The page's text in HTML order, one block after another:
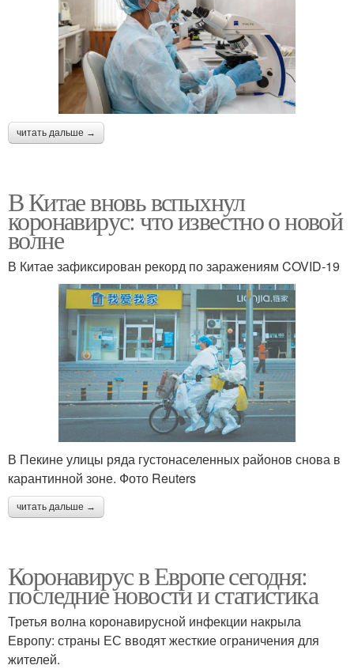
читать дальше →
В Китае вновь вспыхнул
коронавирус: что известно о новой
волне
В Китае зафиксирован рекорд по заражениям COVID-19
В Пекине улицы ряда густонаселенных районов снова в
карантинной зоне. Фото Reuters
читать дальше →
Коронавирус в Европе сегодня:
последние новости и статистика
Третья волна коронавирусной инфекции накрыла
Европу: страны ЕС вводят жесткие ограничения для
жителей.